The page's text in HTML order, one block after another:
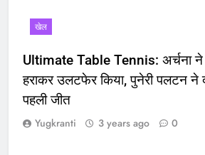
खेल
Ultimate Table Tennis: अर्चना ने
हराकर उलटफेर किया, पुनेरी पलटन ने
पहली जीत
Yugkranti 3 years ago 0